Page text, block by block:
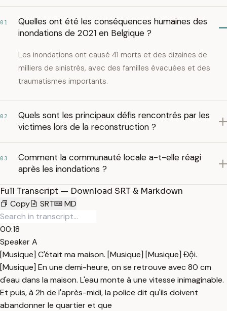
01
Quelles ont été les conséquences humaines des
inondations de 2021 en Belgique ?
Les inondations ont causé 41 morts et des dizaines de
milliers de sinistrés, avec des familles évacuées et des
traumatismes importants.
02
Quels sont les principaux défis rencontrés par les
victimes lors de la reconstruction ?
03
Comment la communauté locale a-t-elle réagi
après les inondations ?
Full Transcript — Download SRT & Markdown
Copy
SRT MD
00:18
Speaker A
[Musique] C'était ma maison. [Musique] [Musique] Đội.
[Musique] En une demi-heure, on se retrouve avec 80 cm
d'eau dans la maison. L'eau monte à une vitesse inimaginable.
Et puis, à 2h de l'après-midi, la police dit qu'ils doivent
abandonner le quartier et que